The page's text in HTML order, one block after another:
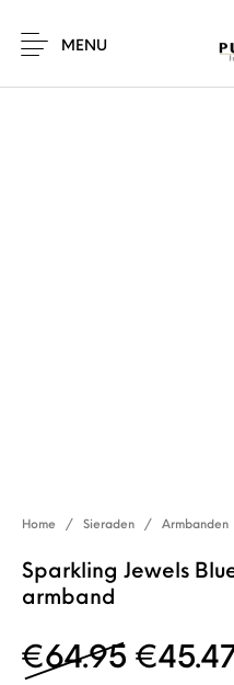
MENU
SALE!
Home / Sieraden / Armbanden
Sparkling Jewels
armband
€64.95 €